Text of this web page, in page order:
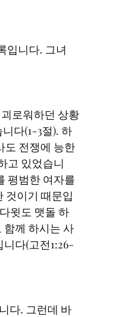
다(1-3절). 하
도 전쟁에 능한
고 있었습니
평범한 여자를
것이기 때문입
윗도 맷돌 하
함께 하시는 사
다(고전1:26-